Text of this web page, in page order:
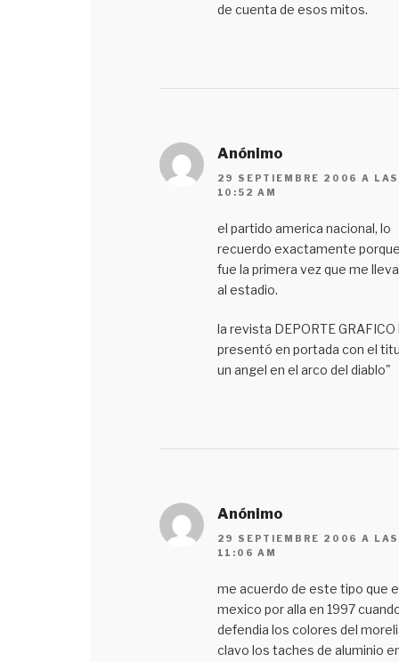
de cuenta de esos mitos.
Anónimo
29 SEPTIEMBRE 2006 A LAS
10:52 AM
el partido america nacional, lo
recuerdo exactamente
fue la primera vez que me
al estadio.
la revista DEPORTE GRAFICO
presentó en portada con el
un angel en el arco del diablo"
Anónimo
29 SEPTIEMBRE 2006 A LAS
11:06 AM
me acuerdo de este tipo que
mexico por alla en 1997
defendia los colores del
clavo los taches de aluminio